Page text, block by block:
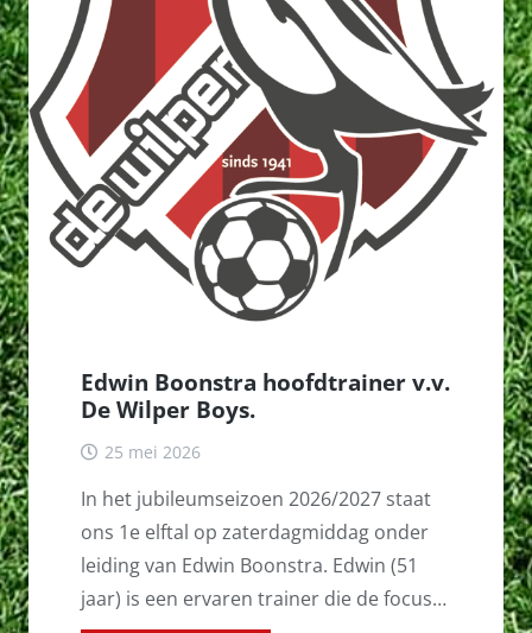
Edwin Boonstra hoofdtrainer v.v.
De Wilper Boys.
25 mei 2026
In het jubileumseizoen 2026/2027 staat
ons 1e elftal op zaterdagmiddag onder
leiding van Edwin Boonstra. Edwin (51
jaar) is een ervaren trainer die de focus…